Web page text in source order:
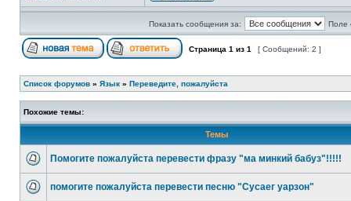
Показать сообщения за: Поле
Страница 1 из 1 [ Сообщений: 2 ]
Список форумов » Язык » Переведите, пожалуйста
Похожие темы:
Темы
Помогите пожалуйста перевести фразу "ма минкий бабуз"!!!!!
помогите пожалуйста перевести песню "Cусаег уарзон"